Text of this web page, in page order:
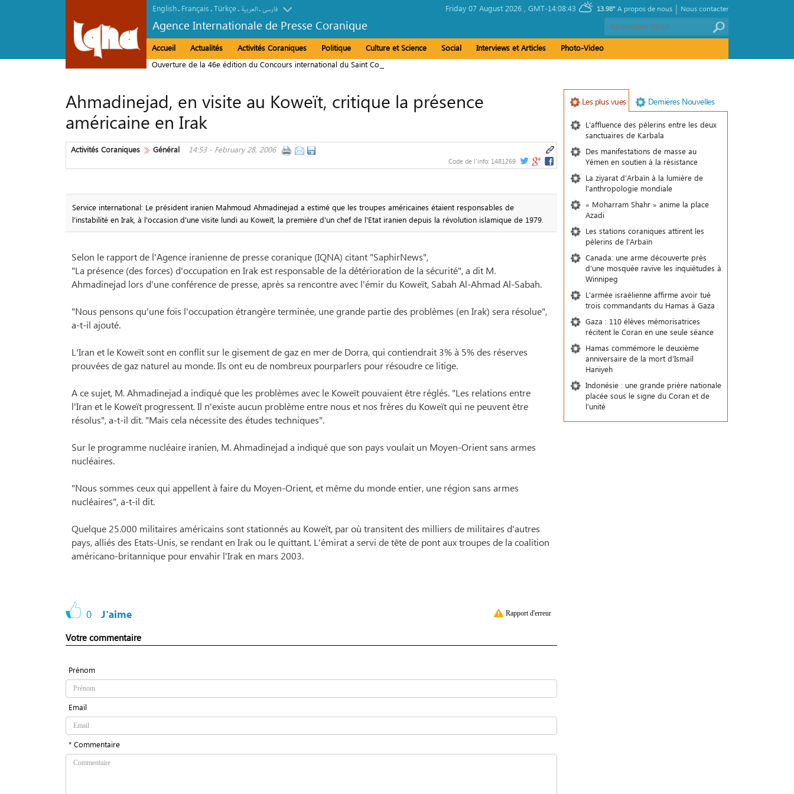
English. Français.Türkçe. العربیة.فارسی
Agence Internationale de Presse Coranique
Friday 07 August 2026 , GMT-14:08:43 13.98° Nous contacter
|
A propos de nous
Accueil Actualités Activités Coraniques Politique Culture et Science Social Interviews et Articles
Photo-Video
Ouverture de la 46e édition du Concours international du Saint Coran à La Mecque
Ahmadinejad, en visite au Koweït, critique la présence
américaine en Irak
Activités Coraniques Général 14:53 - February 28, 2006
Code de l'info: 1481269
Service international: Le président iranien Mahmoud Ahmadinejad a estimé que les troupes américaines étaient responsables de
l'instabilité en Irak, à l'occasion d'une visite lundi au Koweït, la première d'un chef de l'Etat iranien depuis la révolution islamique de 1979.
Selon le rapport de l'Agence iranienne de presse coranique (IQNA) citant "SaphirNews",
"La présence (des forces) d'occupation en Irak est responsable de la détérioration de la sécurité", a dit M.
Ahmadinejad lors d'une conférence de presse, après sa rencontre avec l'émir du Koweït, Sabah Al-Ahmad Al-Sabah.
"Nous pensons qu'une fois l'occupation étrangère terminée, une grande partie des problèmes (en Irak) sera résolue",
a-t-il ajouté.
L'Iran et le Koweït sont en conflit sur le gisement de gaz en mer de Dorra, qui contiendrait 3% à 5% des réserves
prouvées de gaz naturel au monde. Ils ont eu de nombreux pourparlers pour résoudre ce litige.
A ce sujet, M. Ahmadinejad a indiqué que les problèmes avec le Koweït pouvaient être réglés. "Les relations entre
l'Iran et le Koweït progressent. Il n'existe aucun problème entre nous et nos frères du Koweït qui ne peuvent être
résolus", a-t-il dit. "Mais cela nécessite des études techniques".
Sur le programme nucléaire iranien, M. Ahmadinejad a indiqué que son pays voulait un Moyen-Orient sans armes
nucléaires.
"Nous sommes ceux qui appellent à faire du Moyen-Orient, et même du monde entier, une région sans armes
nucléaires", a-t-il dit.
Quelque 25.000 militaires américains sont stationnés au Koweït, par où transitent des milliers de militaires d'autres
pays, alliés des Etats-Unis, se rendant en Irak ou le quittant. L'émirat a servi de tête de pont aux troupes de la coalition
américano-britannique pour envahir l'Irak en mars 2003.
0 J'aime Rapport d'erreur
Votre commentaire
Prénom
Email
* Commentaire
Les plus vues Demiéres Nouvelles
L'affluence des pèlerins entre les deux
sanctuaires de Karbala
Des manifestations de masse au
Yémen en soutien à la résistance
La ziyarat d'Arbaïn à la lumière de
l'anthropologie mondiale
« Moharram Shahr » anime la place
Azadi
Les stations coraniques attirent les
pèlerins de l'Arbaïn
Canada: une arme découverte près
d'une mosquée ravive les inquiétudes à
Winnipeg
L'armée israélienne affirme avoir tué
trois commandants du Hamas à Gaza
Gaza : 110 élèves mémorisatrices
récitent le Coran en une seule séance
Hamas commémore le deuxième
anniversaire de la mort d'Ismaïl
Haniyeh
Indonésie : une grande prière nationale
placée sous le signe du Coran et de
l’unité